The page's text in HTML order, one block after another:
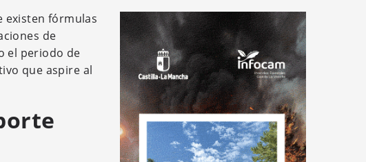
existen fórmulas
de
el periodo de
que aspire al